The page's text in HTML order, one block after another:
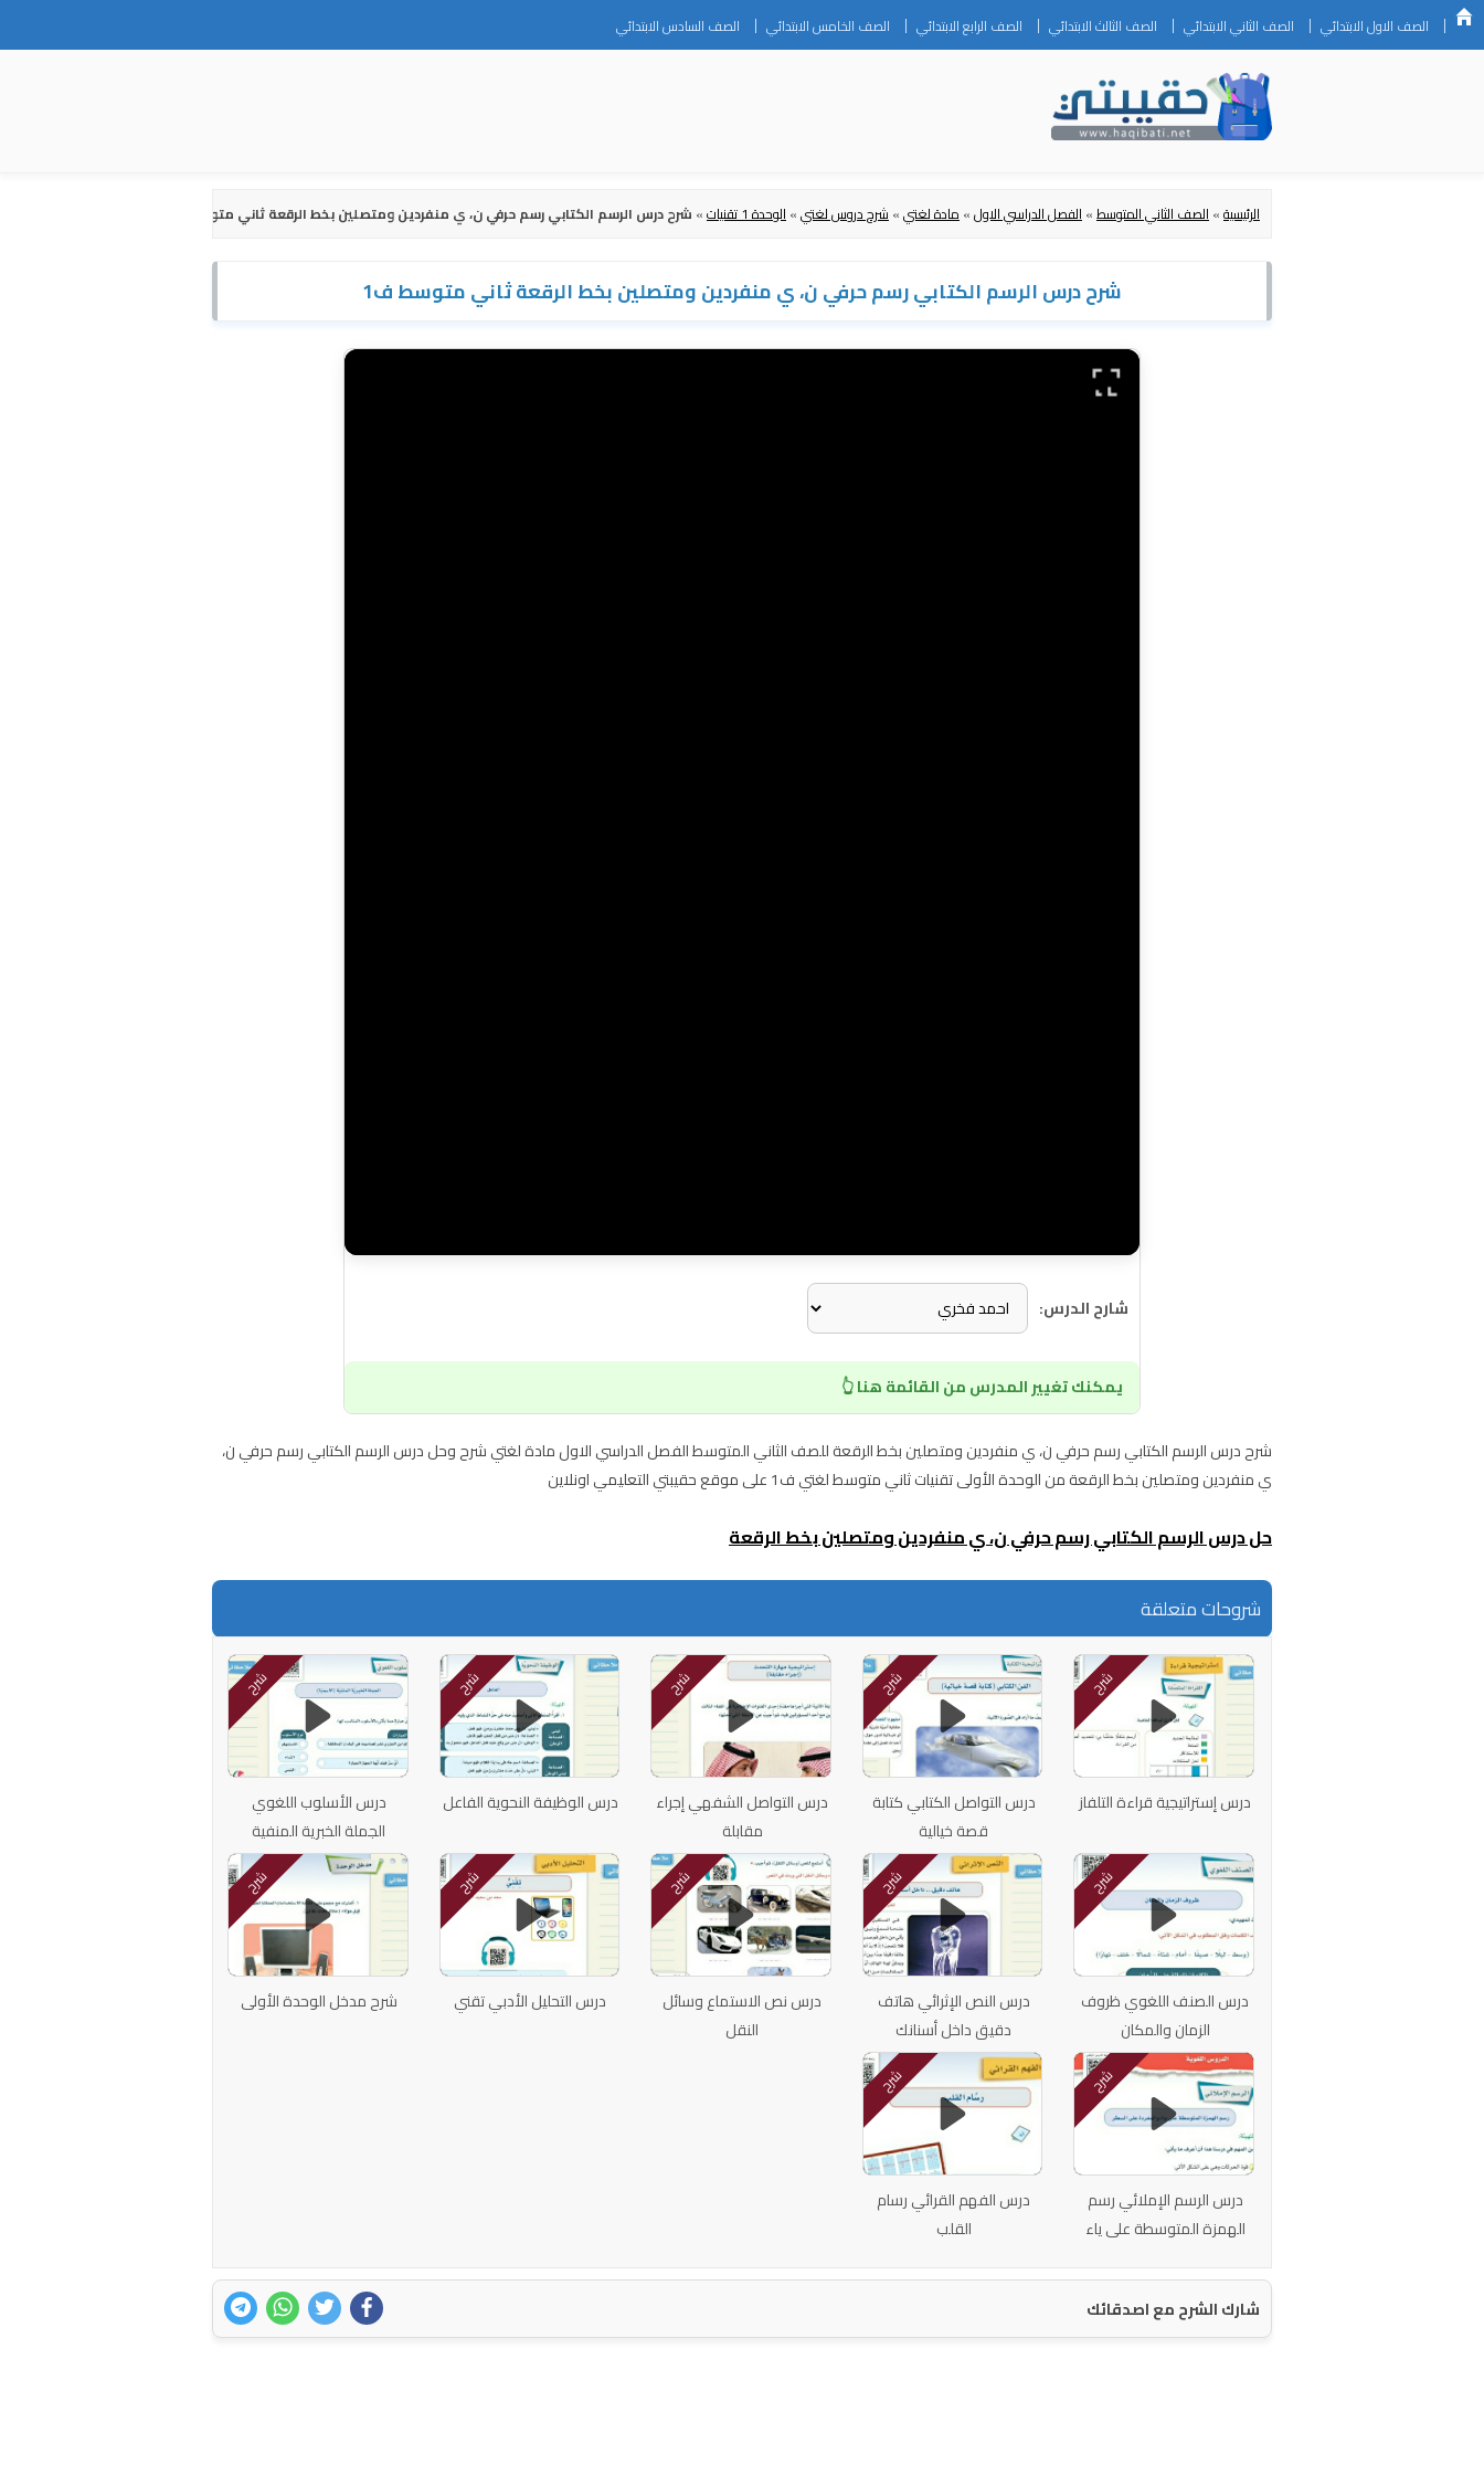
Skip
to
الصف الاول الابتدائي الصف الثاني الابتدائي الصف الثالث الابتدائي الصف الرابع الابتدائي الصف الخامس الابتدائي الصف السادس الابتدائي
الرئيسية»الصف الثاني المتوسط»الفصل الدراسي الاول»مادة لغتي»شرح دروس لغتي»الوحدة 1 تقنيات » شرح درس الرسم الكتابي رسم حرفي ن، ي منفردين ومتصلين بخط الرقعة ثاني متوسط ف1
شرح درس الرسم الكتابي رسم حرفي ن، ي منفردين ومتصلين بخط الرقعة ثاني متوسط ف1
شارح الدرس:
يمكنك تغيير المدرس من القائمة هنا 👆
شرح درس الرسم الكتابي رسم حرفي ن، ي منفردين ومتصلين بخط الرقعة للصف الثاني المتوسط الفصل الدراسي الاول مادة لغتي شرح وحل درس الرسم الكتابي رسم حرفي ن،
ي منفردين ومتصلين بخط الرقعة من الوحدة الأولى تقنيات ثاني متوسط لغتي ف1 على موقع حقيبتي التعليمي اونلاين
حل درس الرسم الكتابي رسم حرفي ن، ي منفردين ومتصلين بخط الرقعة
شروحات متعلقة
شرح
درس إستراتيجية قراءة التلفاز
شرح
درس التواصل الكتابي كتابة
قصة خيالية
شرح
درس التواصل الشفهي إجراء
مقابلة
شرح
درس الوظيفة النحوية الفاعل
شرح
درس الأسلوب اللغوي
الجملة الخبرية المنفية
الاسمية
شرح
درس الصنف اللغوي ظروف
الزمان والمكان
شرح
درس النص الإثرائي هاتف
دقيق داخل أسنانك
شرح
درس نص الاستماع وسائل
النقل
شرح
درس التحليل الأدبي تقني
شرح
شرح مدخل الوحدة الأولى
شرح
درس الرسم الإملائي رسم
الهمزة المتوسطة على ياء
شرح
درس الفهم القرائي رسام
القلب
شارك الشرح مع اصدقائك